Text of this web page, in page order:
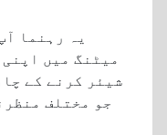
یہ رہنما
شیئر کرنے کے
جو مختلف